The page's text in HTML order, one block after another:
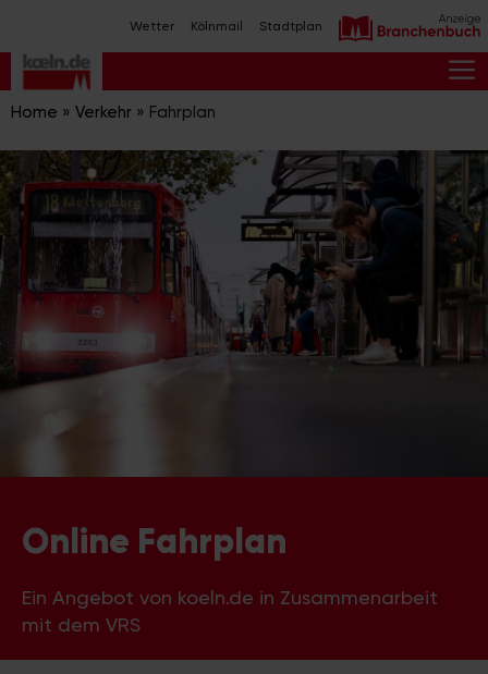
Inhalt
springen
Wetter Kölnmail Stadtplan
Home » Verkehr » Fahrplan
Online Fahrplan
Ein Angebot von koeln.de in Zusammenarbeit
mit dem VRS